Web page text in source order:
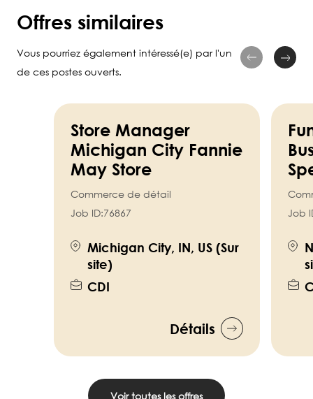
Offres similaires
Vous pourriez également intéressé(e) par l'un
de ces postes ouverts.
Store Manager
Michigan City Fannie
May Store
Commerce de détail
Job ID:76867
Michigan City, IN, US (Sur
site)
CDI
Détails
Job
Voir toutes les offres